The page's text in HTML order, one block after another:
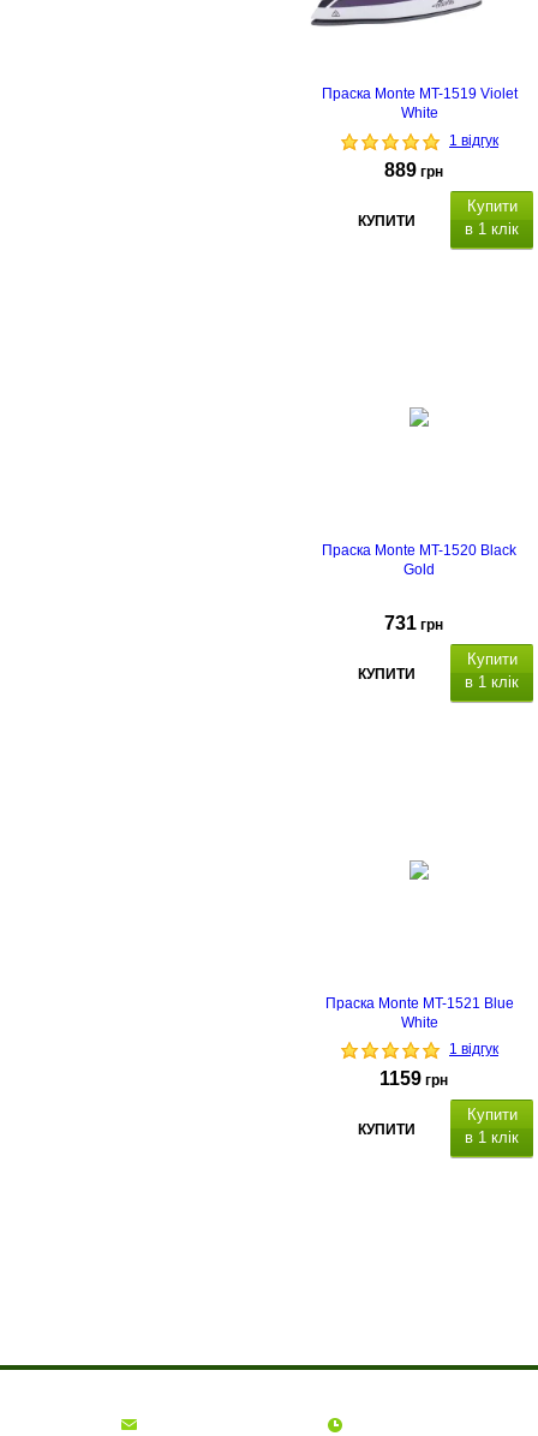
Праска Monte MT-1519 Violet
White
1 відгук
889 грн
КУПИТИ
Купити
в 1 клік
Праска Monte MT-1520 Black
Gold
731 грн
КУПИТИ
Купити
в 1 клік
Праска Monte MT-1521 Blue
White
1 відгук
1159 грн
КУПИТИ
Купити
в 1 клік